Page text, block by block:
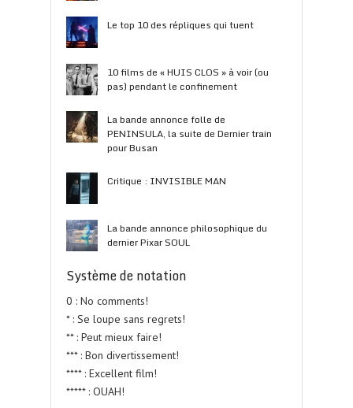
Le top 10 des répliques qui tuent
10 films de « HUIS CLOS » à voir (ou
pas) pendant le confinement
La bande annonce folle de
PENINSULA, la suite de Dernier train
pour Busan
Critique : INVISIBLE MAN
La bande annonce philosophique du
dernier Pixar SOUL
Système de notation
0 : No comments!
* : Se loupe sans regrets!
** : Peut mieux faire!
*** : Bon divertissement!
**** : Excellent film!
***** : OUAH!